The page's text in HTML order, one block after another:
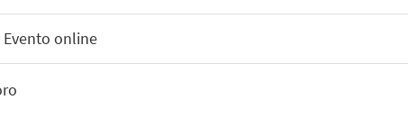
Evento online